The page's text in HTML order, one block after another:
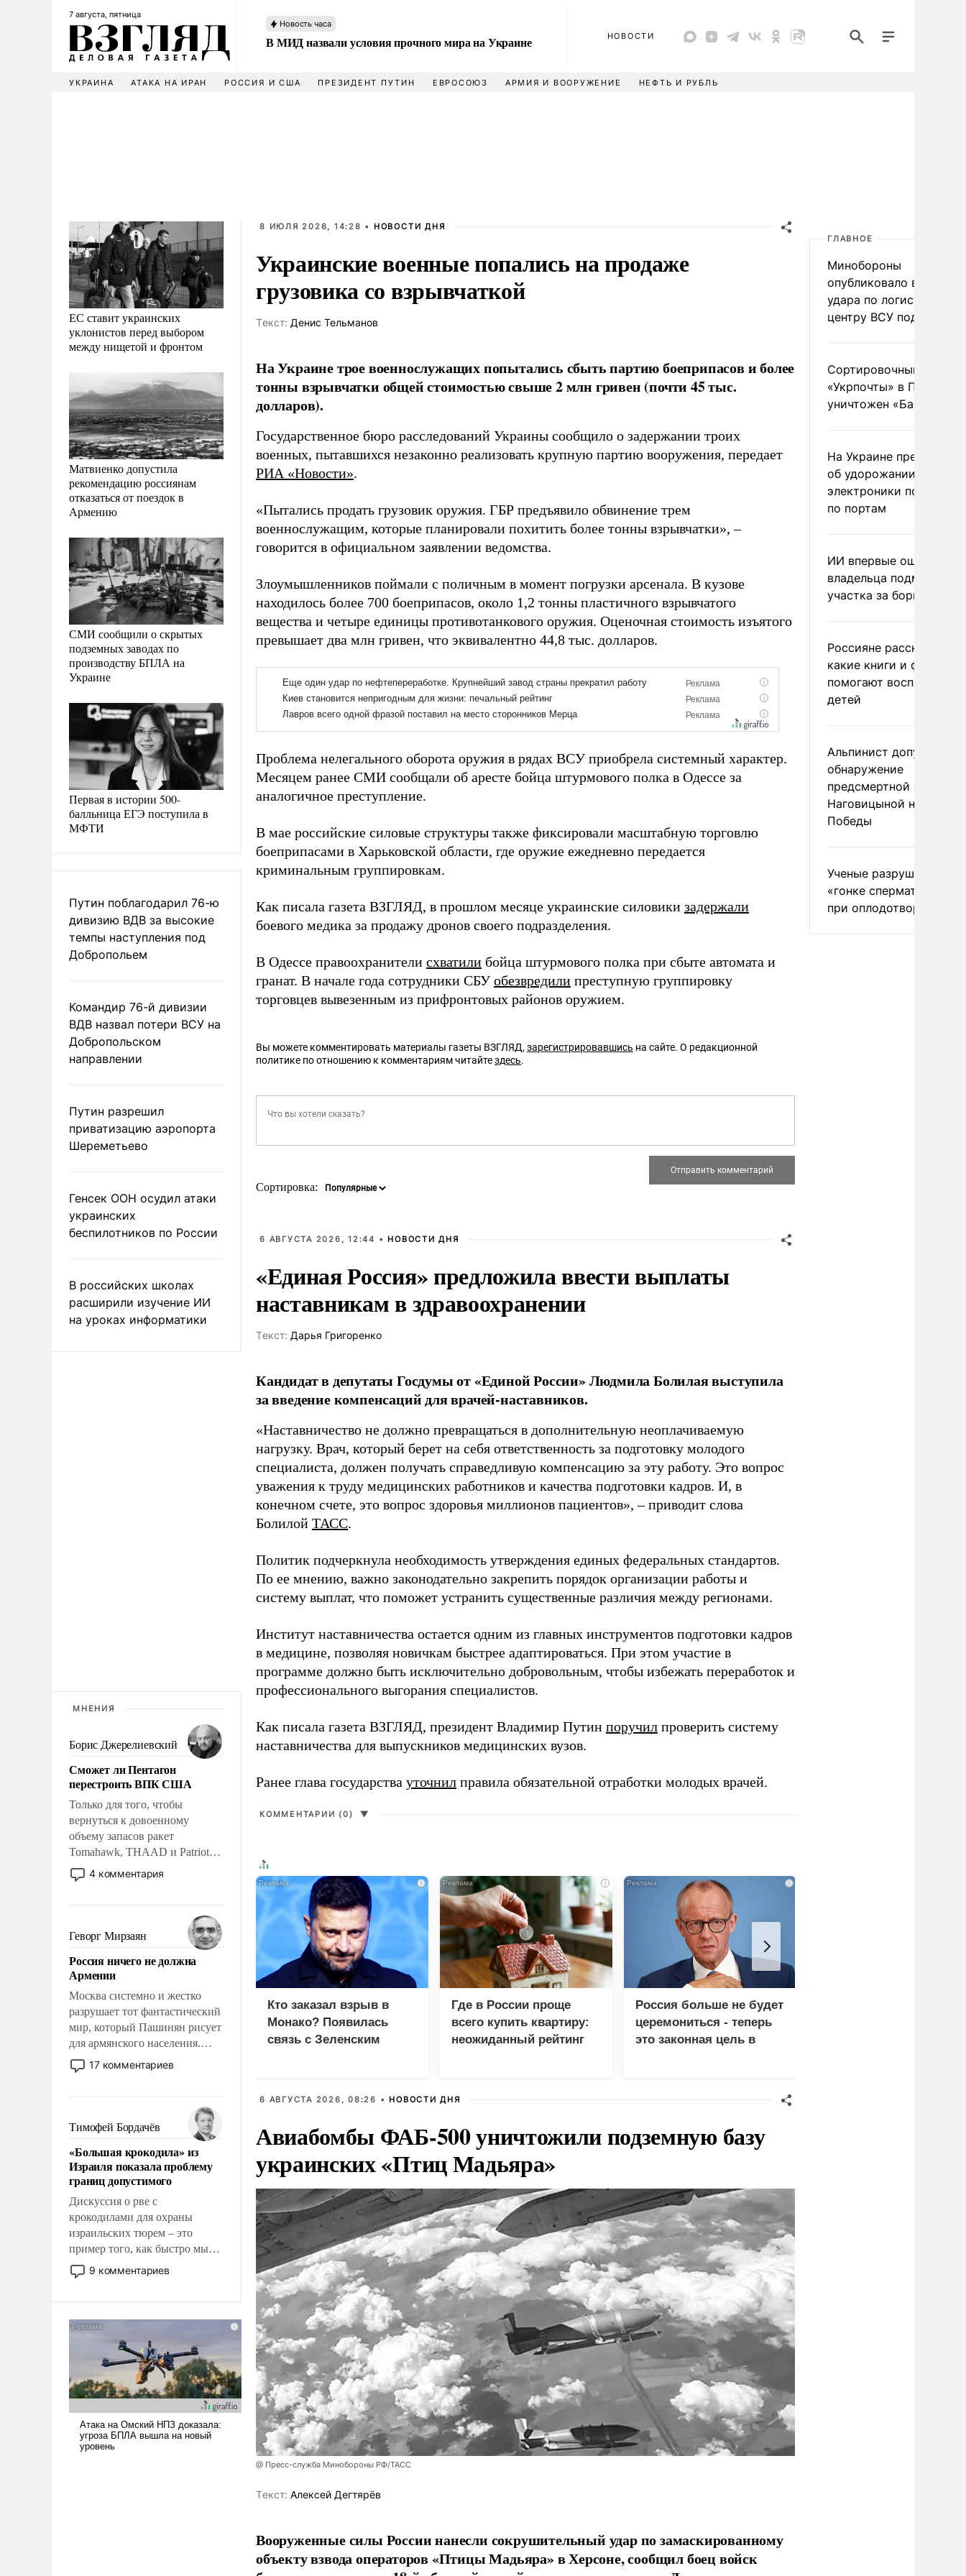
7 августа, пятница
Новость часа
В МИД назвали условия прочного мира на Украине НОВОСТИ
УКРАИНА АТАКА НА ИРАН РОССИЯ И США ПРЕЗИДЕНТ ПУТИН ЕВРОСОЮЗ АРМИЯ И ВООРУЖЕНИЕ НЕФТЬ И РУБЛЬ
ЕС ставит украинских
уклонистов перед выбором
между нищетой и фронтом
Матвиенко допустила
рекомендацию россиянам
отказаться от поездок в
Армению
СМИ сообщили о скрытых
подземных заводах по
производству БПЛА на
Украине
Первая в истории 500-
балльница ЕГЭ поступила в
МФТИ
Путин поблагодарил 76-ю
дивизию ВДВ за высокие
темпы наступления под
Добропольем
Командир 76-й дивизии
ВДВ назвал потери ВСУ на
Добропольском
направлении
Путин разрешил
приватизацию аэропорта
Шереметьево
Генсек ООН осудил атаки
украинских
беспилотников по России
В российских школах
расширили изучение ИИ
на уроках информатики
МНЕНИЯ
Борис Джерелиевский
Сможет ли Пентагон
перестроить ВПК США
Только для того, чтобы
вернуться к довоенному
объему запасов ракет
Tomahawk, THAAD и Patriot
США потребуется более трех
лет. Даже небольшая война с
Сложившаяся ситуация
означает многолетний период
уязвимости США, например,
перед Китаем.
4 комментария
Геворг Мирзаян
Россия ничего не должна
Армении
Москва системно и жестко
разрушает тот фантастический
мир, который Пашинян рисует
для армянского населения.
Мир, где политические
прожекты будут безусловно
налогоплательщиков и где
Еревану за свои поступки не
нужно отвечать.
17 комментариев
Тимофей Бордачёв
«Большая крокодила» из
Израиля показала проблему
границ допустимого
Дискуссия о рве с
крокодилами для охраны
израильских тюрем – это
пример того, как быстро мы
двигаемся по пути
революционных изменений.
псевдонаучной фантастики,
стало всерьез обсуждаемой
9 комментариев
8 ИЮЛЯ 2026, 14:28 • НОВОСТИ ДНЯ
Украинские военные попались на продаже
грузовика со взрывчаткой
Tекст: Денис Тельманов
На Украине трое военнослужащих попытались сбыть партию боеприпасов и более
тонны взрывчатки общей стоимостью свыше 2 млн гривен (почти 45 тыс.
долларов).
Государственное бюро расследований Украины сообщило о задержании троих
военных, пытавшихся незаконно реализовать крупную партию вооружения, передает
РИА «Новости».
«Пытались продать грузовик оружия. ГБР предъявило обвинение трем
военнослужащим, которые планировали похитить более тонны взрывчатки», –
говорится в официальном заявлении ведомства.
Злоумышленников поймали с поличным в момент погрузки арсенала. В кузове
находилось более 700 боеприпасов, около 1,2 тонны пластичного взрывчатого
вещества и четыре единицы противотанкового оружия. Оценочная стоимость изъятого
превышает два млн гривен, что эквивалентно 44,8 тыс. долларов.
Проблема нелегального оборота оружия в рядах ВСУ приобрела системный характер.
Месяцем ранее СМИ сообщали об аресте бойца штурмового полка в Одессе за
аналогичное преступление.
В мае российские силовые структуры также фиксировали масштабную торговлю
боеприпасами в Харьковской области, где оружие ежедневно передается
криминальным группировкам.
Как писала газета ВЗГЛЯД, в прошлом месяце украинские силовики задержали
боевого медика за продажу дронов своего подразделения.
В Одессе правоохранители схватили бойца штурмового полка при сбыте автомата и
гранат. В начале года сотрудники СБУ обезвредили преступную группировку
торговцев вывезенным из прифронтовых районов оружием.
Вы можете комментировать материалы газеты ВЗГЛЯД, зарегистрировавшись на сайте. О редакционной
политике по отношению к комментариям читайтездесь.
Сортировка:
6 АВГУСТА 2026, 12:44 • НОВОСТИ ДНЯ
«Единая Россия» предложила ввести выплаты
наставникам в здравоохранении
Tекст: Дарья Григоренко
Кандидат в депутаты Госдумы от «Единой России» Людмила Болилая выступила
за введение компенсаций для врачей-наставников.
«Наставничество не должно превращаться в дополнительную неоплачиваемую
нагрузку. Врач, который берет на себя ответственность за подготовку молодого
специалиста, должен получать справедливую компенсацию за эту работу. Это вопрос
уважения к труду медицинских работников и качества подготовки кадров. И, в
конечном счете, это вопрос здоровья миллионов пациентов», – приводит слова
Болилой ТАСС.
Политик подчеркнула необходимость утверждения единых федеральных стандартов.
По ее мнению, важно законодательно закрепить порядок организации работы и
систему выплат, что поможет устранить существенные различия между регионами.
Институт наставничества остается одним из главных инструментов подготовки кадров
в медицине, позволяя новичкам быстрее адаптироваться. При этом участие в
программе должно быть исключительно добровольным, чтобы избежать переработок и
профессионального выгорания специалистов.
Как писала газета ВЗГЛЯД, президент Владимир Путин поручил проверить систему
наставничества для выпускников медицинских вузов.
Ранее глава государства уточнил правила обязательной отработки молодых врачей.
КОММЕНТАРИИ (0) ▼
i
Кто заказал взрыв в
Монако? Появилась
связь с Зеленским
i
Где в России проще
всего купить квартиру:
неожиданный рейтинг
i
Россия больше не будет
церемониться - теперь
это законная цель в
6 АВГУСТА 2026, 08:26 • НОВОСТИ ДНЯ
Авиабомбы ФАБ-500 уничтожили подземную базу
украинских «Птиц Мадьяра»
@ Пресс-служба Минобороны РФ/ТАСС
Tекст: Алексей Дегтярёв
Вооруженные силы России нанесли сокрушительный удар по замаскированному
объекту взвода операторов «Птицы Мадьяра» в Херсоне, сообщил боец войск
ГЛАВНОЕ
Минобороны
опубликовало видео
удара по
центру ВСУ под Киевом
Сортировочный пункт
«Укрпочты» в
уничтожен
На Украине
об удорожании
электроники после
по портам
ИИ впервые
владельца
участка за борщевик
Россияне рассказали,
какие книги и фильмы
помогают воспитывать
детей
Альпинист допустил
обнаружение
предсмертной записки
Наговицыной на пике
Победы
Ученые разрушили миф
«гонке
при оплодотворении